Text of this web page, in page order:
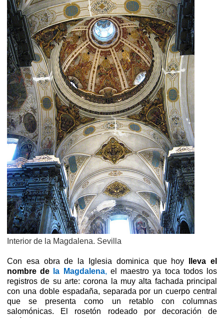
Interior de la Magdalena. Sevilla
Con esa obra de la Iglesia dominica que hoy
lleva el
nombre de
la Magdalena, el maestro ya toca todos los
registros de su arte: corona la muy alta fachada principal
con una doble espadaña, separada por un cuerpo central
que se presenta como un retablo con columnas
salomónicas. El rosetón rodeado por decoración de